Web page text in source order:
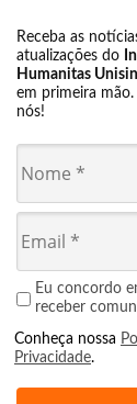
Receba as
atualizações do
Humanitas
em primeira mão.
nós!
Eu concordo
receber
Conheça nossa
Privacidade.